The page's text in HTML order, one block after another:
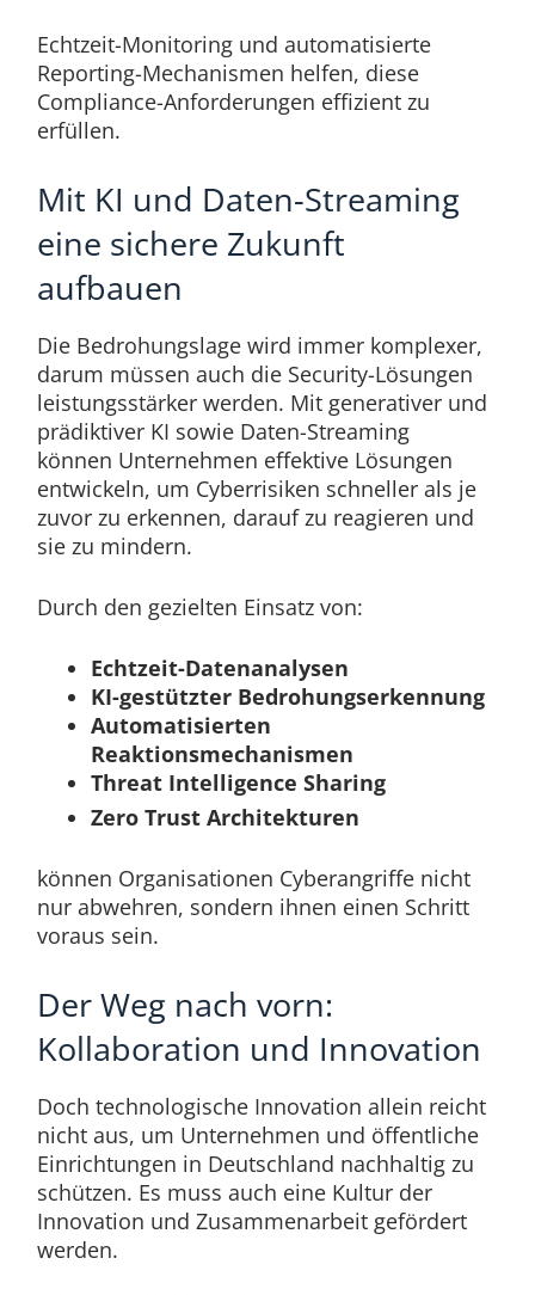
Echtzeit-Monitoring und automatisierte
Reporting-Mechanismen helfen, diese
Compliance-Anforderungen effizient zu
erfüllen.
Mit KI und Daten-Streaming
eine sichere Zukunft
aufbauen
Die Bedrohungslage wird immer komplexer,
darum müssen auch die Security-Lösungen
leistungsstärker werden. Mit generativer und
prädiktiver KI sowie Daten-Streaming
können Unternehmen effektive Lösungen
entwickeln, um Cyberrisiken schneller als je
zuvor zu erkennen, darauf zu reagieren und
sie zu mindern.
Durch den gezielten Einsatz von:
Echtzeit-Datenanalysen
KI-gestützter Bedrohungserkennung
Automatisierten
Reaktionsmechanismen
Threat Intelligence Sharing
Zero Trust Architekturen
können Organisationen Cyberangriffe nicht
nur abwehren, sondern ihnen einen Schritt
voraus sein.
Der Weg nach vorn:
Kollaboration und Innovation
Doch technologische Innovation allein reicht
nicht aus, um Unternehmen und öffentliche
Einrichtungen in Deutschland nachhaltig zu
schützen. Es muss auch eine Kultur der
Innovation und Zusammenarbeit gefördert
werden.